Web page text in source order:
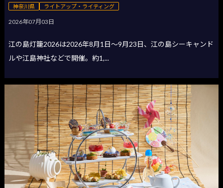
神奈川県 ライトアップ・ライティング
2026年07月03日
江の島灯籠2026は2026年8月1日〜9月23日、江の島シーキャンド
ルや江島神社などで開催。約1,...